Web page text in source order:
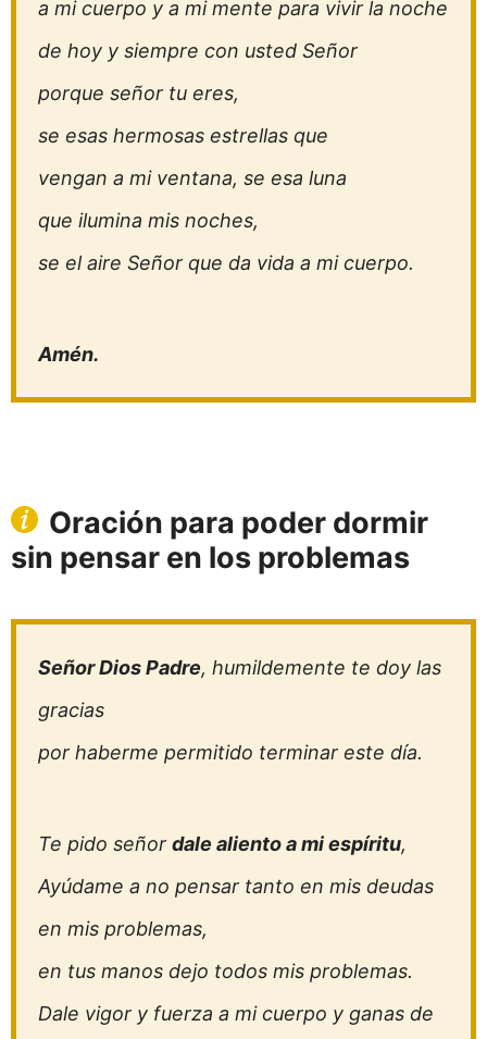
a mi cuerpo y a mi mente para vivir la noche
de hoy y siempre con usted Señor
porque señor tu eres,
se esas hermosas estrellas que
vengan a mi ventana, se esa luna
que ilumina mis noches,
se el aire Señor que da vida a mi cuerpo.
Amén.
Oración para poder dormir
sin pensar en los problemas
Señor Dios Padre, humildemente te doy las
gracias
por haberme permitido terminar este día.
Te pido señor dale aliento a mi espíritu,
Ayúdame a no pensar tanto en mis deudas
en mis problemas,
en tus manos dejo todos mis problemas.
Dale vigor y fuerza a mi cuerpo y ganas de